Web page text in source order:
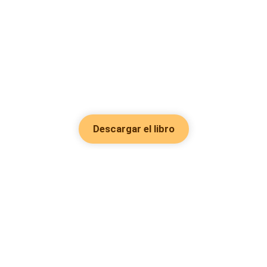
Descargar el libro